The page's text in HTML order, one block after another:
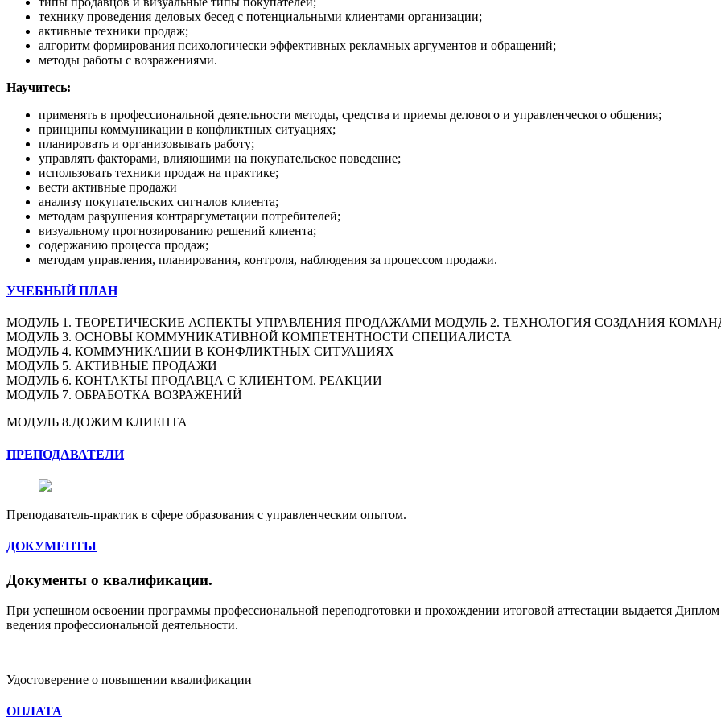
технику проведения деловых бесед с потенциальными клиентами организации;
активные техники продаж;
алгоритм формирования психологически эффективных рекламных аргументов и обращений;
методы работы с возражениями.
Научитесь:
применять в профессиональной деятельности методы, средства и приемы делового и управленческого общения;
принципы коммуникации в конфликтных ситуациях;
планировать и организовывать работу;
управлять факторами, влияющими на покупательское поведение;
использовать техники продаж на практике;
вести активные продажи
анализу покупательских сигналов клиента;
методам разрушения контраргуметации потребителей;
визуальному прогнозированию решений клиента;
содержанию процесса продаж;
методам управления, планирования, контроля, наблюдения за процессом продажи.
УЧЕБНЫЙ ПЛАН
МОДУЛЬ 1. ТЕОРЕТИЧЕСКИЕ АСПЕКТЫ УПРАВЛЕНИЯ ПРОДАЖАМИ МОДУЛЬ 2. ТЕХНОЛОГИЯ СОЗДАНИЯ
МОДУЛЬ 3. ОСНОВЫ КОММУНИКАТИВНОЙ КОМПЕТЕНТНОСТИ СПЕЦИАЛИСТА
МОДУЛЬ 4. КОММУНИКАЦИИ В КОНФЛИКТНЫХ СИТУАЦИЯХ
МОДУЛЬ 5. АКТИВНЫЕ ПРОДАЖИ
МОДУЛЬ 6. КОНТАКТЫ ПРОДАВЦА С КЛИЕНТОМ. РЕАКЦИИ
МОДУЛЬ 7. ОБРАБОТКА ВОЗРАЖЕНИЙ
МОДУЛЬ 8.ДОЖИМ КЛИЕНТА
ПРЕПОДАВАТЕЛИ
Преподаватель-практик в сфере образования с управленческим опытом.
ДОКУМЕНТЫ
Документы о квалификации.
При успешном освоении программы профессиональной переподготовки и прохождении итоговой аттестации выдается
ведения профессиональной деятельности.
Удостоверение о повышении квалификации
ОПЛАТА